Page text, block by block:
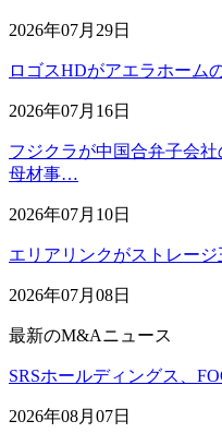
2026年07月29日
ロゴスHDがアエラホーム
2026年07月16日
フジクラが中国合弁子会
母材事…
2026年07月10日
エリアリンクがストレー
2026年07月08日
最新のM&Aニュース
SRSホールディングス、
2026年08月07日